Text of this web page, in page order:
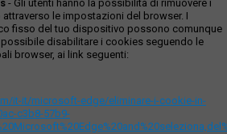
- Gli utenti hanno la possibilità di rimuovere i
le impostazioni del browser. I
fisso del tuo dispositivo possono comunque
disabilitare i cookies seguendo le
browser, ai link seguenti:
it-it/microsoft-edge/eliminare-i-cookie-in-
c3b8-57b9-